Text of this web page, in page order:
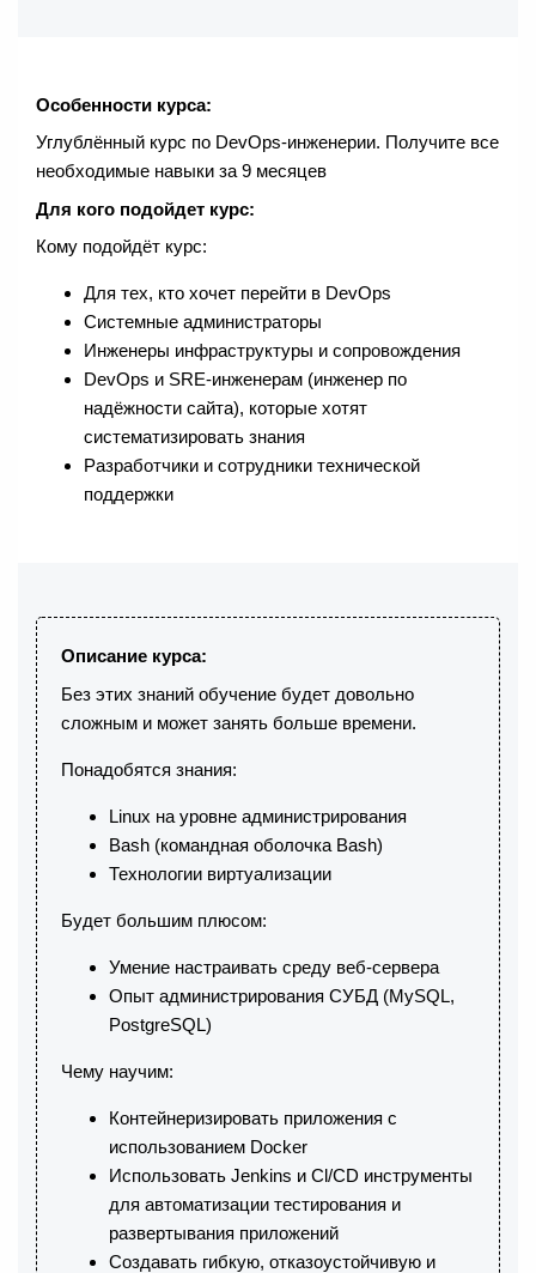
Особенности курса:
Углублённый курс по DevOps-инженерии. Получите все
необходимые навыки за 9 месяцев
Для кого подойдет курс:
Кому подойдёт курс:
Для тех, кто хочет перейти в DevOps
Системные администраторы
Инженеры инфраструктуры и сопровождения
DevOps и SRE-инженерам (инженер по
надёжности сайта), которые хотят
систематизировать знания
Разработчики и сотрудники технической
поддержки
Описание курса:
Без этих знаний обучение будет довольно
сложным и может занять больше времени.
Понадобятся знания:
Linux на уровне администрирования
Bash (командная оболочка Bash)
Технологии виртуализации
Будет большим плюсом:
Умение настраивать среду веб-сервера
Опыт администрирования СУБД (MySQL,
PostgreSQL)
Чему научим:
Контейнеризировать приложения с
использованием Docker
Использовать Jenkins и Cl/CD инструменты
для автоматизации тестирования и
развертывания приложений
Создавать гибкую, отказоустойчивую и